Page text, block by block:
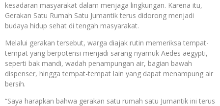
kesadaran masyarakat dalam menjaga lingkungan. Karena itu,
Gerakan Satu Rumah Satu Jumantik terus didorong menjadi
budaya hidup sehat di tengah masyarakat.
Melalui gerakan tersebut, warga diajak rutin memeriksa tempat-
tempat yang berpotensi menjadi sarang nyamuk Aedes aegypti,
seperti bak mandi, wadah penampungan air, bagian bawah
dispenser, hingga tempat-tempat lain yang dapat menampung air
bersih.
“Saya harapkan bahwa gerakan satu rumah satu Jumantik ini terus